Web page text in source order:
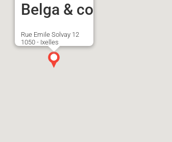
Belga & co
Rue Emile Solvay 12
1050 - Ixelles